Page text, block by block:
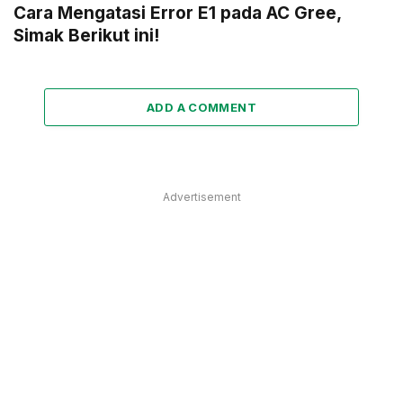
Cara Mengatasi Error E1 pada AC Gree,
Simak Berikut ini!
ADD A COMMENT
Advertisement